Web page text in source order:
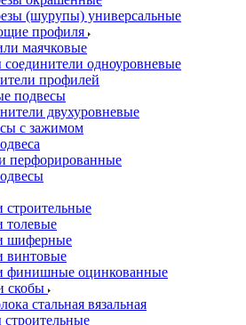
(шурупы) универсальные
профиля
маячковые
одноуровневые
профилей
подвесы
двухуровневые
с зажимом
перфорированные
строительные
толевые
шиферные
винтовые
финишные оцинкованные
скобы
стальная вязальная